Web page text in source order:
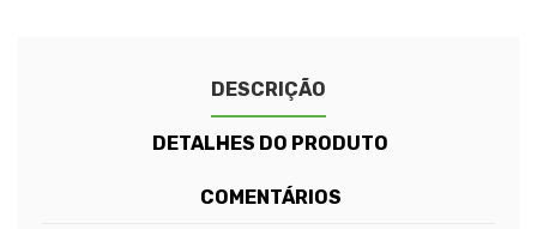
DESCRIÇÃO
DETALHES DO PRODUTO
COMENTÁRIOS